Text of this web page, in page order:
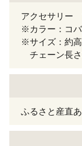
アクセサリー
※カラー：コ
※サイズ：約
チェーン長
ふるさと産直